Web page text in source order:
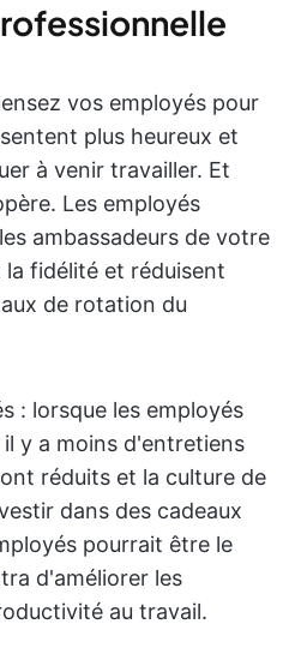
vos employés pour
plus heureux et
à venir travailler. Et
Les employés
ambassadeurs de votre
fidélité et réduisent
de rotation du
: lorsque les employés
y a moins d'entretiens
réduits et la culture de
dans des cadeaux
pourrait être le
d'améliorer les
au travail.